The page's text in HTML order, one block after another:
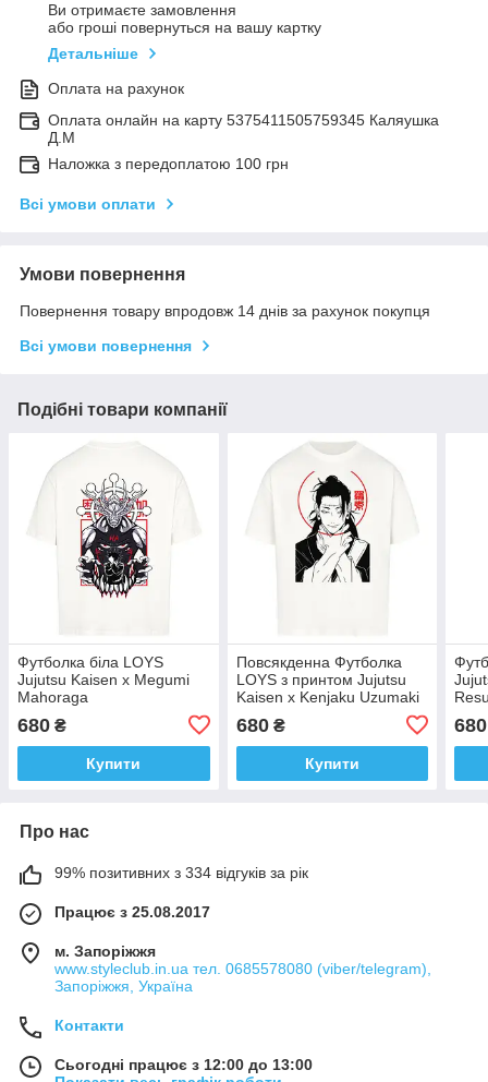
Ви отримаєте замовлення
або гроші повернуться на вашу картку
Детальніше
Оплата на рахунок
Оплата онлайн на карту 5375411505759345 Каляушка
Д.М
Наложка з передоплатою 100 грн
Всі умови оплати
Умови повернення
Повернення товару впродовж 14 днів за рахунок покупця
Всі умови повернення
Подібні товари компанії
Футболка біла LOYS
Jujutsu Kaisen x Megumi
Mahoraga
680 ₴
Купити
Повсякденна Футболка
LOYS з принтом Jujutsu
Kaisen x Kenjaku Uzumaki
680₴
Купити
680
Про нас
99% позитивних з 334 відгуків за рік
Працює з 25.08.2017
м. Запоріжжя
www.styleclub.in.ua тел. 0685578080 (viber/telegram),
Запоріжжя, Україна
Контакти
Сьогодні працює з 12:00 до 13:00